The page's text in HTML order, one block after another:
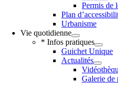
Permis de
Plan
Urbanisme
Vie quotidienne
* Infos pratiques
Guichet Unique
Actualités
Galerie de